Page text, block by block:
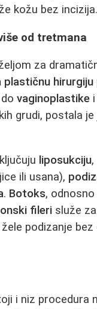
kožu bez incizija.
od tretmana
za
plastičnu hirurgiju
dovaginoplastike i
grudi, postala
liposukciju,
ili usana),
. Botoks, odnosno
fileri služe
podizanje bez
i niz procedura